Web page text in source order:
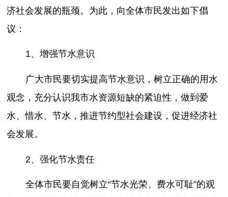
济社会发展的瓶颈。为此，向全体市民发出如下倡
议：
1、增强节水意识
广大市民要切实提高节水意识，树立正确的用水
观念，充分认识我市水资源短缺的紧迫性，做到爱
水、惜水、节水，推进节约型社会建设，促进经济社
会发展。
2、强化节水责任
全体市民要自觉树立“节水光荣、费水可耻”的观